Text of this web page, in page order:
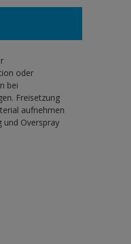
oder
bei
Freisetzung
aufnehmen
und Overspray